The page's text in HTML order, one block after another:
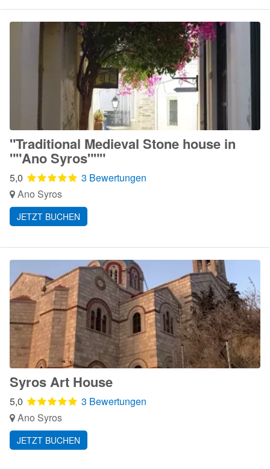
"Traditional Medieval Stone house in
""Ano Syros"""
5,0
3 Bewertungen
Ano Syros
JETZT BUCHEN
Syros Art House
5,0
3 Bewertungen
Ano Syros
JETZT BUCHEN